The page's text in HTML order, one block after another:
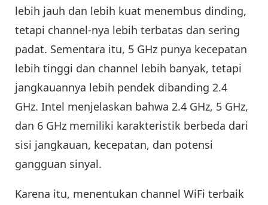
lebih jauh dan lebih kuat menembus dinding,
tetapi channel-nya lebih terbatas dan sering
padat. Sementara itu, 5 GHz punya kecepatan
lebih tinggi dan channel lebih banyak, tetapi
jangkauannya lebih pendek dibanding 2.4
GHz. Intel menjelaskan bahwa 2.4 GHz, 5 GHz,
dan 6 GHz memiliki karakteristik berbeda dari
sisi jangkauan, kecepatan, dan potensi
gangguan sinyal.
Karena itu, menentukan channel WiFi terbaik